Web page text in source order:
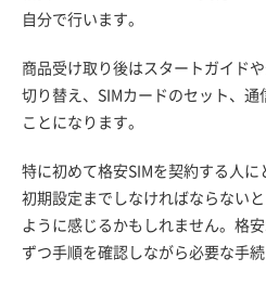
自分で行います。
商品受け取り後はスタートガイド
切り替え、SIMカードのセット、
ことになります。
特に初めて格安SIMを契約する人
初期設定までしなければならない
ように感じるかもしれません。格
ずつ手順を確認しながら必要な手